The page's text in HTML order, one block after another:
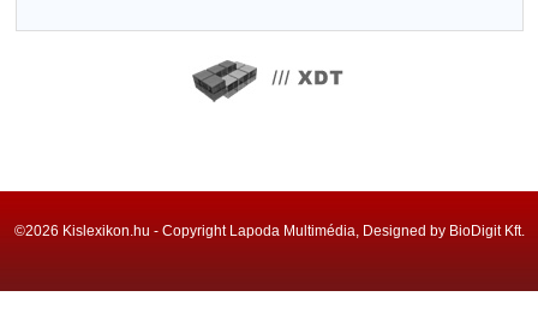
©2026 Kislexikon.hu - Copyright Lapoda Multimédia, Designed by BioDigit Kft.